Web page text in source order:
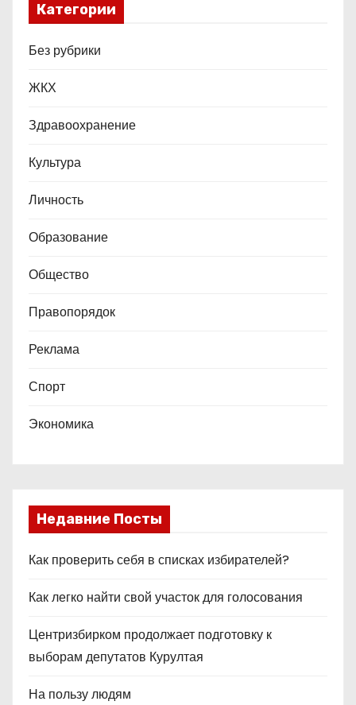
Категории
Без рубрики
ЖКХ
Здравоохранение
Культура
Личность
Образование
Общество
Правопорядок
Реклама
Спорт
Экономика
Недавние Посты
Как проверить себя в списках избирателей?
Как легко найти свой участок для голосования
Центризбирком продолжает подготовку к
выборам депутатов Курултая
На пользу людям